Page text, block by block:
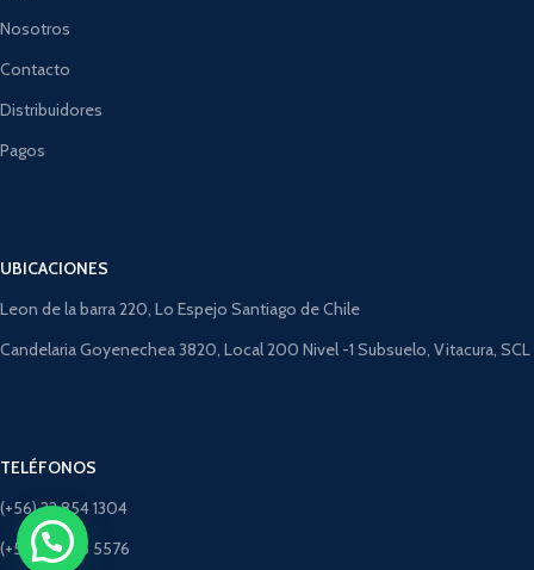
Nosotros
Contacto
Distribuidores
Pagos
UBICACIONES
Leon de la barra 220, Lo Espejo Santiago de Chile
Candelaria Goyenechea 3820, Local 200 Nivel -1 Subsuelo, Vitacura, SCL
TELÉFONOS
(+56) 22 854 1304
(+56) 9 4275 5576